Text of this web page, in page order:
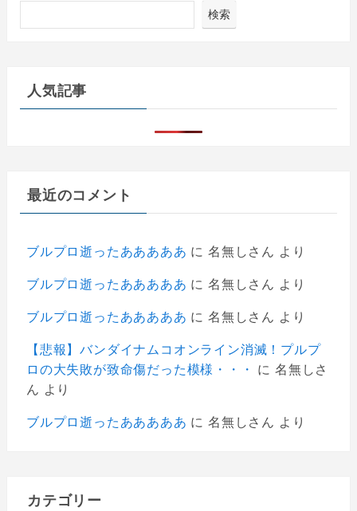
検索
人気記事
最近のコメント
ブルプロ逝ったあああああ に 名無しさん より
ブルプロ逝ったあああああ に 名無しさん より
ブルプロ逝ったあああああ に 名無しさん より
【悲報】バンダイナムコオンライン消滅！プルプ
ロの大失敗が致命傷だった模様・・・
に 名無しさ
ん より
ブルプロ逝ったあああああ に 名無しさん より
カテゴリー